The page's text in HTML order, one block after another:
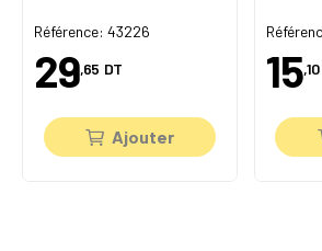
Référence: 43226
29,65 DT
Ajouter
15,10